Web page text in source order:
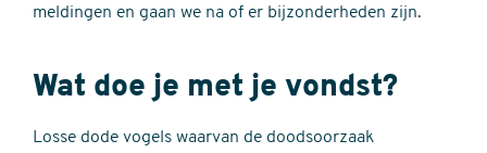
meldingen en gaan we na of er bijzonderheden zijn.
Wat doe je met je vondst?
Losse dode vogels waarvan de doodsoorzaak